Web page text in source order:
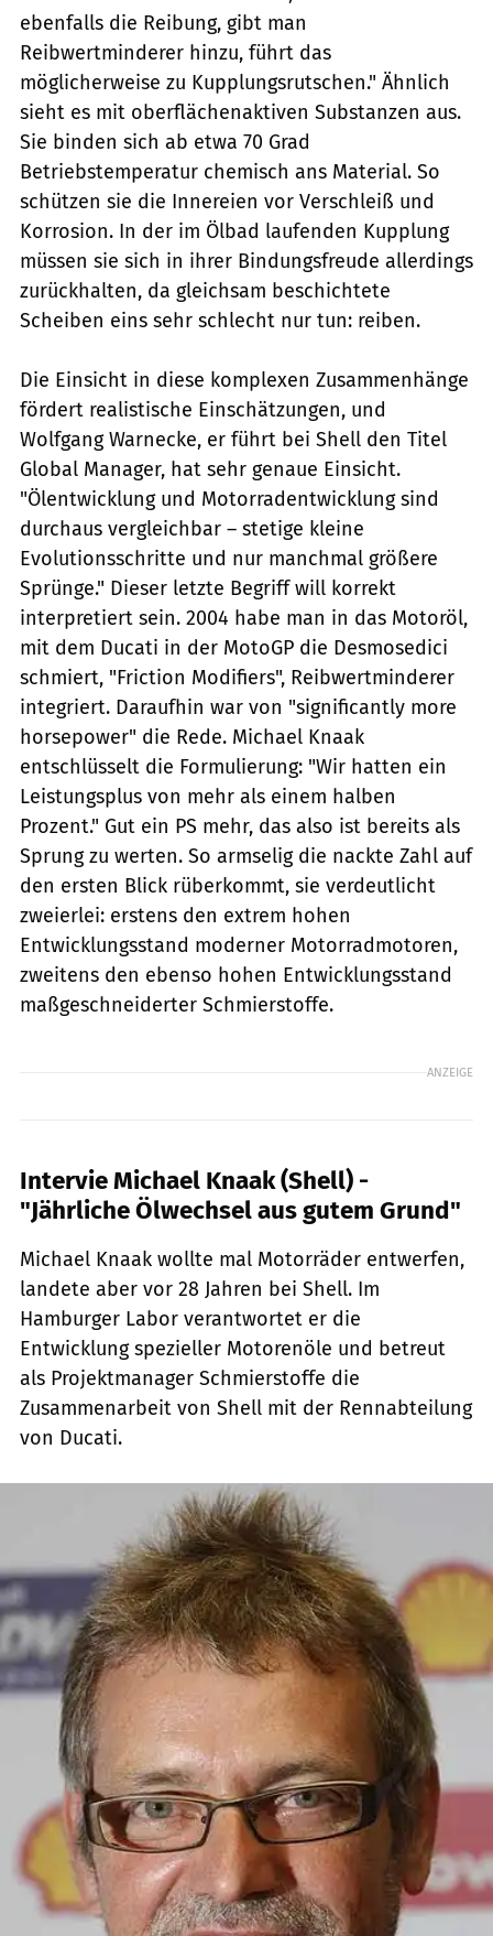
ebenfalls die Reibung, gibt man
Reibwertminderer hinzu, führt das
möglicherweise zu Kupplungsrutschen." Ähnlich
sieht es mit oberflächenaktiven Substanzen aus.
Sie binden sich ab etwa 70 Grad
Betriebstemperatur chemisch ans Material. So
schützen sie die Innereien vor Verschleiß und
Korrosion. In der im Ölbad laufenden Kupplung
müssen sie sich in ihrer Bindungsfreude allerdings
zurückhalten, da gleichsam beschichtete
Scheiben eins sehr schlecht nur tun: reiben.
Die Einsicht in diese komplexen Zusammenhänge
fördert realistische Einschätzungen, und
Wolfgang Warnecke, er führt bei Shell den Titel
Global Manager, hat sehr genaue Einsicht.
"Ölentwicklung und Motorradentwicklung sind
durchaus vergleichbar – stetige kleine
Evolutionsschritte und nur manchmal größere
Sprünge." Dieser letzte Begriff will korrekt
interpretiert sein. 2004 habe man in das Motoröl,
mit dem Ducati in der MotoGP die Desmosedici
schmiert, "Friction Modifiers", Reibwertminderer
integriert. Daraufhin war von "significantly more
horsepower" die Rede. Michael Knaak
entschlüsselt die Formulierung: "Wir hatten ein
Leistungsplus von mehr als einem halben
Prozent." Gut ein PS mehr, das also ist bereits als
Sprung zu werten. So armselig die nackte Zahl auf
den ersten Blick rüberkommt, sie verdeutlicht
zweierlei: erstens den extrem hohen
Entwicklungsstand moderner Motorradmotoren,
zweitens den ebenso hohen Entwicklungsstand
maßgeschneiderter Schmierstoffe.
ANZEIGE
Intervie Michael Knaak (Shell) -
"Jährliche Ölwechsel aus gutem Grund"
Michael Knaak wollte mal Motorräder entwerfen,
landete aber vor 28 Jahren bei Shell. Im
Hamburger Labor verantwortet er die
Entwicklung spezieller Motorenöle und betreut
als Projektmanager Schmierstoffe die
Zusammenarbeit von Shell mit der Rennabteilung
von Ducati.